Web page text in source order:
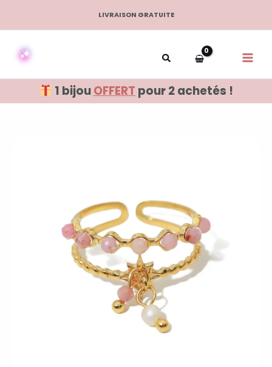
LIVRAISON GRATUITE
1 bijouOFFERT pour 2 achetés !